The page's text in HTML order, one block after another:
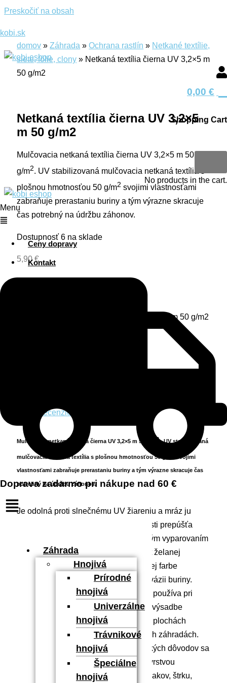
Preskočiť na obsah
kobi.sk
0,00 €
Shopping Cart
No products in the cart.
Menu
Ceny dopravy
Kontakt
Doprava zadarmo pri nákupe nad 60 €
Záhrada
Hnojivá
Prírodné
hnojivá
Univerzálne
hnojivá
Trávnikové
hnojivá
Špeciálne
hnojivá
domov »Záhrada »Ochrana rastlín » Netkané textílie,
siete, fólie, clony » Netkaná textília čierna UV 3,2×5 m
50 g/m2
skvelá
cena
Netkaná textília čierna UV 3,2×5
m 50 g/m2
Mulčovacia netkaná textília čierna UV 3,2×5 m 50
g/m2. UV stabilizovaná mulčovacia netkaná textília s
plošnou hmotnosťou 50 g/m2 svojimi vlastnosťami
zabraňuje prerastaniu buriny a tým výrazne skracuje
čas potrebný na údržbu záhonov.
Dostupnosť 6 na sklade
5,90€
množstvo Netkaná textília čierna UV 3,2×5 m 50 g/m2
Recenzie (0)
Mulčovacia netkaná textília čierna UV 3,2×5 m 50 g/m 2.UV stabilizovaná
mulčovacia netkaná textília s plošnou hmotnosťou 50 g/m svojimi
vlastnosťami zabraňuje prerastaniu buriny a tým výrazne skracuje čas
potrebný na údržbu záhonov.
Je odolná proti slnečnému UV žiareniu a mráz ju
nepoškodzuje. Vďaka svojej poréznosti prepúšťa
vodu i vzduch a chráni pred nadmerným vyparovaním
pôdnej vlahy, čím podporuje lepší rast želanej
vegetácie. Kvôli svojej hrúbke a čiernej farbe
neprepúšťa svetlo, a zabraňuje tak invázii buriny.
Čierna mulčovacia netkaná textília sa používa pri
pestovaní ovocia a zeleniny alebo pri výsadbe
okrasných rastlín, kríkov a stromov na plochách
verejnej zelene, v parkoch a okrasných záhradách.
Kvôli predĺženiu životnosti a z estetických dôvodov sa
mulčovacia netkaná textília prekrýva vrstvou
mulčovacej kôry, drevoštiepky, okruhliakov, štrku,